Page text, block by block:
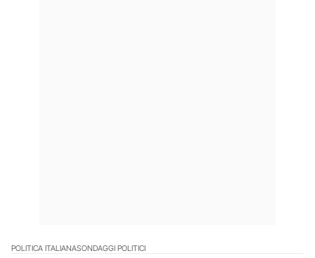
POLITICA ITALIANASONDAGGI POLITICI